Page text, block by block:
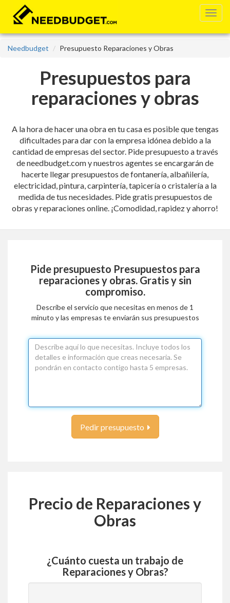
Needbudget Presupuesto Reparaciones y Obras
Presupuestos para
reparaciones y obras
A la hora de hacer una obra en tu casa es posible que tengas
dificultades para dar con la empresa idónea debido a la
cantidad de empresas del sector. Pide presupuesto a través
de needbudget.com y nuestros agentes se encargarán de
hacerte llegar presupuestos de fontanería, albañilería,
electricidad, pintura, carpintería, tapicería o cristalería a la
medida de tus necesidades. Pide gratis presupuestos de
obras y reparaciones online. ¡Comodidad, rapidez y ahorro!
Pide presupuesto Presupuestos para
reparaciones y obras. Gratis y sin
compromiso.
Describe el servicio que necesitas en menos de 1
minuto y las empresas te enviarán sus presupuestos
Pedir presupuesto
Precio de Reparaciones y
Obras
¿Cuánto cuesta un trabajo de
Reparaciones y Obras?